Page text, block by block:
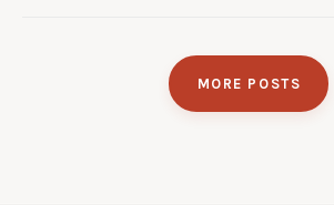
MORE POSTS